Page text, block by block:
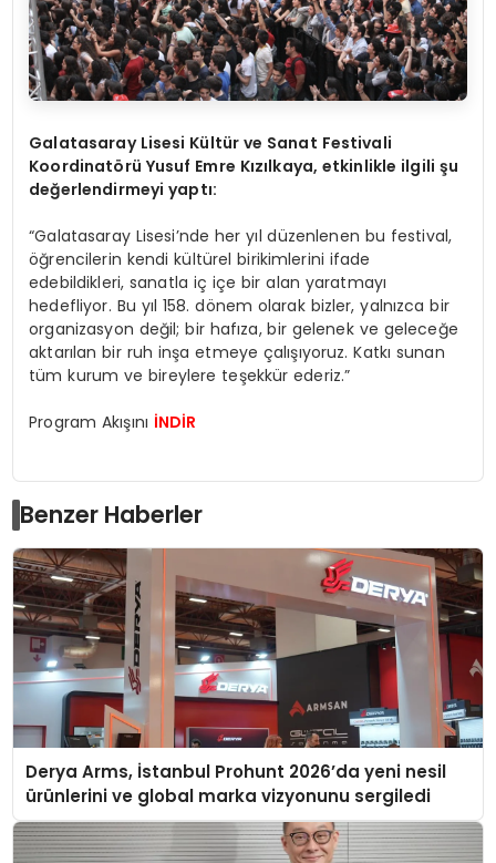
Galatasaray Lisesi Kültür ve Sanat Festivali
Koordinatörü Yusuf Emre Kızılkaya, etkinlikle ilgili şu
değerlendirmeyi yaptı:
“Galatasaray Lisesi’nde her yıl düzenlenen bu festival,
öğrencilerin kendi kültürel birikimlerini ifade
edebildikleri, sanatla iç içe bir alan yaratmayı
hedefliyor. Bu yıl 158. dönem olarak bizler, yalnızca bir
organizasyon değil; bir hafıza, bir gelenek ve geleceğe
aktarılan bir ruh inşa etmeye çalışıyoruz. Katkı sunan
tüm kurum ve bireylere teşekkür ederiz.”
Program Akışını İNDİR
Benzer Haberler
Derya Arms, İstanbul Prohunt 2026’da yeni nesil
ürünlerini ve global marka vizyonunu sergiledi